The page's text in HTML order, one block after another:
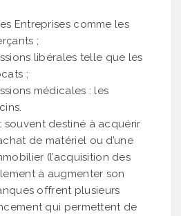
Entreprises comme les
;
libérales telle que les
;
médicales : les
souvent destiné à acquérir
de matériel ou d’une
(l’acquisition des
à augmenter son
offrent plusieurs
qui permettent de